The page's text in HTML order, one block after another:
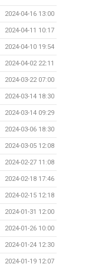
2024-04-16 13:00
2024-04-11 10:17
2024-04-10 19:54
2024-04-02 22:11
2024-03-22 07:00
2024-03-14 18:30
2024-03-14 09:29
2024-03-06 18:30
2024-03-05 12:08
2024-02-27 11:08
2024-02-18 17:46
2024-02-15 12:18
2024-01-31 12:00
2024-01-26 10:00
2024-01-24 12:30
2024-01-19 12:07